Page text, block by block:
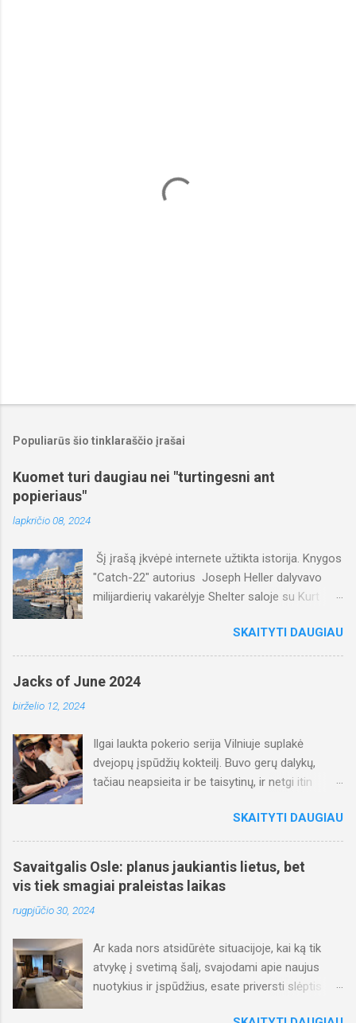
Populiarūs šio tinklaraščio įrašai
Kuomet turi daugiau nei "turtingesni ant
popieriaus"
lapkričio 08, 2024
Šį įrašą įkvėpė internete užtikta istorija. Knygos
"Catch-22" autorius Joseph Heller dalyvavo
milijardierių vakarėlyje Shelter saloje su Kurt
milijardierius (fondo valdytojas) per vieną dieną
uždirbo daugiau, nei per rašytojas per visą laiką
atsukęs laiką, kuomet pasižymėjau Senekos
citatą ("Ne tas žmogus turtingas, kuris daug
turi, bet tas, kuriam užtenka to, ką turi"). Turėjo
situacijų, kad matyčiau ir mąstyčiau pozityviai,
atlaidžiau. Pradėjau daug labiau vertinti, ką turiu
ir kas pasiekta, kai gyvenimas privertė sustoti ir
permąstyti, kur ir kodėl reiktų investuoti laiką bei
SKAITYTI DAUGIAU
Jacks of June 2024
birželio 12, 2024
Ilgai laukta pokerio serija Vilniuje suplakė
dvejopų įspūdžių kokteilį. Buvo gerų dalykų,
tačiau neapsieita ir be taisytinų, ir netgi itin
paskutiniame programos turnyre.SKAITYTI DAUGIAU
Savaitgalis Osle: planus jaukiantis lietus, bet
vis tiek smagiai praleistas laikas
rugpjūčio 30, 2024
Ar kada nors atsidūrėte situacijoje, kai ką tik
atvykę į svetimą šalį, svajodami apie naujus
nuotykius ir įspūdžius, esate priversti slėptis